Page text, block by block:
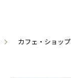
カフェ・ショップ